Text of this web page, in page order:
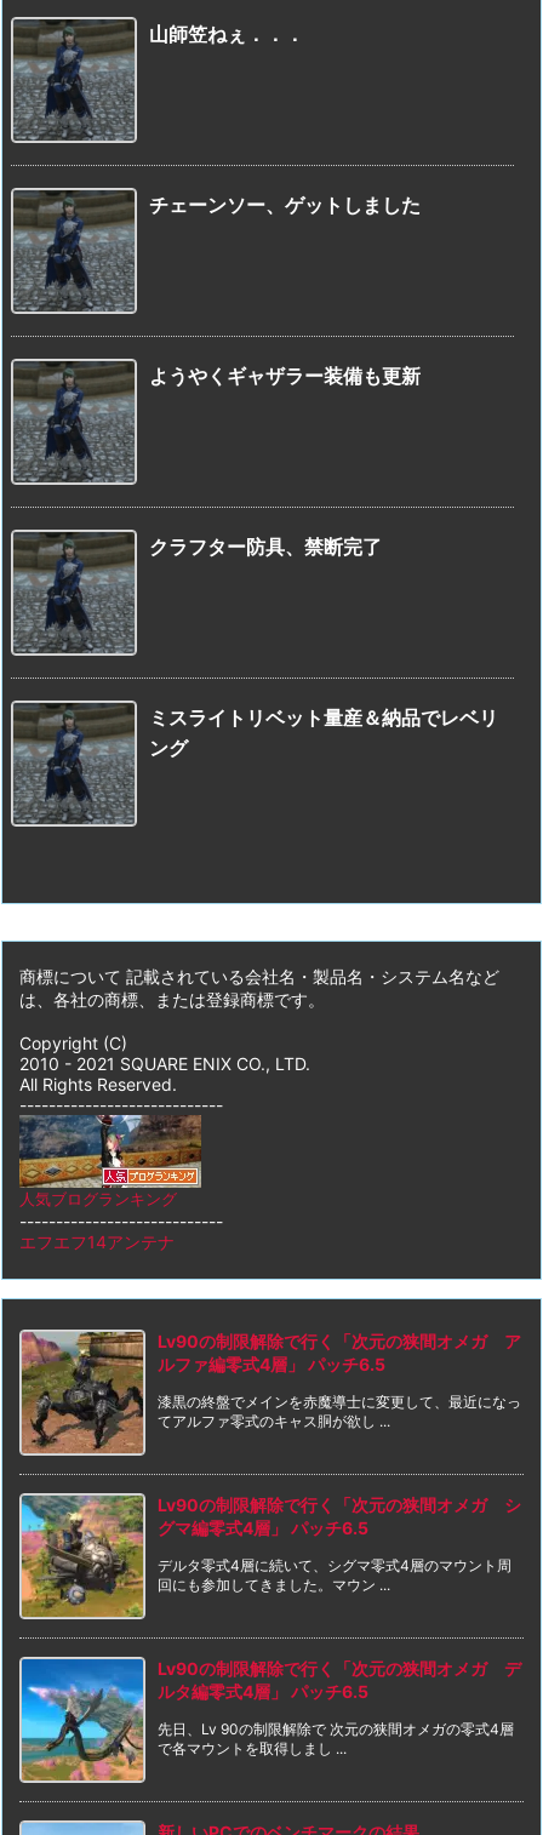
山師笠ねぇ．．．
チェーンソー、ゲットしました
ようやくギャザラー装備も更新
クラフター防具、禁断完了
ミスライトリベット量産＆納品でレベリ
ング
商標について 記載されている会社名・製品名・システム名など
は、各社の商標、または登録商標です。
Copyright (C)
2010 - 2021 SQUARE ENIX CO., LTD.
All Rights Reserved.
----------------------------
人気ブログランキング
----------------------------
エフエフ14アンテナ
Lv90の制限解除で行く「次元の狭間オメガ ア
ルファ編零式4層」 パッチ6.5
漆黒の終盤でメインを赤魔導士に変更して、最近になっ
てアルファ零式のキャス胴が欲し ...
Lv90の制限解除で行く「次元の狭間オメガ シ
グマ編零式4層」 パッチ6.5
デルタ零式4層に続いて、シグマ零式4層のマウント周
回にも参加してきました。マウン ...
Lv90の制限解除で行く「次元の狭間オメガ デ
ルタ編零式4層」 パッチ6.5
先日、Lv 90の制限解除で 次元の狭間オメガの零式4層
で各マウントを取得しまし ...